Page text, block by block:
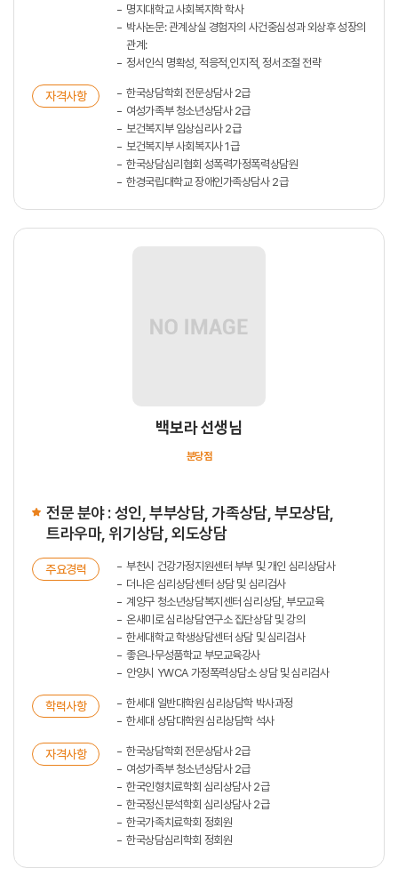
명지대학교 사회복지학 학사
박사논문: 관계상실 경험자의 사건중심성과 외상후 성장의
관계:
정서인식 명확성, 적응적,인지적, 정서조절 전략
자격사항
한국상담학회 전문상담사 2급
여성가족부 청소년상담사 2급
보건복지부 임상심리사 2급
보건복지부 사회복지사 1급
한국상담심리협회 성폭력가정폭력상담원
한경국립대학교 장애인가족상담사 2급
백보라 선생님
분당점
전문 분야 : 성인, 부부상담, 가족상담, 부모상담,
트라우마, 위기상담, 외도상담
주요경력
부천시 건강가정지원센터 부부 및 개인 심리상담사
더나은 심리상담센터 상담 및 심리검사
계양구 청소년상담복지센터 심리상담, 부모교육
온새미로 심리상담연구소 집단상담 및 강의
한세대학교 학생상담센터 상담 및 심리검사
좋은나무성품학교 부모교육강사
안양시 YWCA 가정폭력상담소 상담 및 심리검사
학력사항
한세대 일반대학원 심리상담학 박사과정
한세대 상담대학원 심리상담학 석사
자격사항
한국상담학회 전문상담사 2급
여성가족부 청소년상담사 2급
한국인형치료학회 심리상담사 2급
한국정신분석학회 심리상담사 2급
한국가족치료학회 정회원
한국상담심리학회 정회원